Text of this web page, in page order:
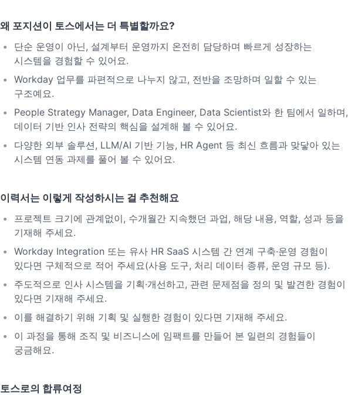
왜 포지션이 토스에서는 더 특별할까요?
단순 운영이 아닌, 설계부터 운영까지 온전히 담당하며 빠르게 성장하는
시스템을 경험할 수 있어요.
Workday 업무를 파편적으로 나누지 않고, 전반을 조망하며 일할 수 있는
구조예요.
People Strategy Manager, Data Engineer, Data Scientist와 한 팀에서 일하며,
데이터 기반 인사 전략의 핵심을 설계해 볼 수 있어요.
다양한 외부 솔루션, LLM/AI 기반 기능, HR Agent 등 최신 흐름과 맞닿아 있는
시스템 연동 과제를 풀어 볼 수 있어요.
이력서는 이렇게 작성하시는 걸 추천해요
프로젝트 크기에 관계없이, 수개월간 지속했던 과업, 해당 내용, 역할, 성과 등을
기재해 주세요.
Workday Integration 또는 유사 HR SaaS 시스템 간 연계 구축·운영 경험이
있다면 구체적으로 적어 주세요(사용 도구, 처리 데이터 종류, 운영 규모 등).
주도적으로 인사 시스템을 기획·개선하고, 관련 문제점을 정의 및 발견한 경험이
있다면 기재해 주세요.
이를 해결하기 위해 기획 및 실행한 경험이 있다면 기재해 주세요.
이 과정을 통해 조직 및 비즈니스에 임팩트를 만들어 본 일련의 경험들이
궁금해요.
토스로의 합류여정